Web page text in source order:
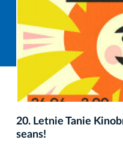
20. Letnie Tanie
seans!